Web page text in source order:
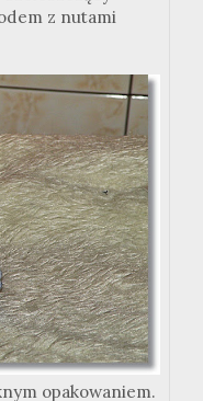
z nutami
opakowaniem.